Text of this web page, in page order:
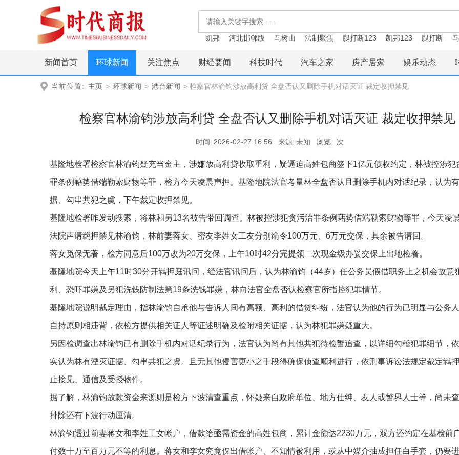
凯邦 河北邯郸版 马树山 法制聚焦 腿打断123 凯邦123 腿打断
新闻首页 环球新闻 关注焦点 财经要闻 科技时代 汽车之家 房产居家 娱乐动态
当前位置: 主页 > 环球新闻 > 港台新闻 > 检察官林渝钧涉放高利贷 全盘否认又删除手机对话灭证 裁定收押禁见
检察官林渝钧涉放高利贷 全盘否认又删除手机对话灭证 裁定收押禁见
时间: 2026-02-27 16:56 来源: 未知 浏览: 次
基隆地检署检察官林渝钧疑充当金主，涉嫌放高利贷收取重利，疑逼迫高姓包商签下1亿元债权约定，林被控涉犯
罪条例藉势借端勒索财物等罪，检方今天凌晨声押。基隆地院法官考量林全盘否认且删除手机内对话纪录，认为
据、勾串共犯之虞，下午裁定收押禁见。
基隆地检署昨发动搜索，将林和另13名被告带回调查。林被控涉犯贪污治罪条例藉势借端勒索财物等罪，今天凌
法院声请羁押禁见林渝钧，林前妻蒋女、密友李姓女工友分别谕令100万元、6万元交保，其余被告请回。
蒋女觅保无著，检方同意后100万改为20万交保，上午10时42分完提领二次现金级办妥交保上出地检署。
基隆地院今天上午11时30分开羁押庭讯问，经法官讯问后，认为林渝钧（44岁）任公务员假借职务上之机会故意
利、恐吓罪嫌及另犯洗钱防制法第19条洗钱罪嫌，林向法官全盘否认检察官所指控犯罪情节。
基隆地院说明裁定理由，指林渝钧自承他与告诉人间有高额、高利的借贷纠纷，法官认为他的行为已明显与公务
自持原则相违背，依检方提供相关证人等证述明确及检附相关证据，认为林犯罪嫌疑重大。
另因检调查出林渝钧已有删除手机内对话纪录行为，法官认为尚有其他共犯待检警追查，以详细勾稽犯罪细节，
实认为林有湮灭证据、勾串共犯之虞。且无其他侵害更小之手段得确保侦查顺利进行，依刑事诉讼法规定裁定羁
止接见、通信及受授物件。
据了解，林渝钧放款资金来源则是检方下波清查重点，怀疑来自政府单位、地方仕绅、友人或警界人士等，尚未
排除还有下波行动厘清。
林渝钧透过前妻蒋女和李姓工女帐户，借款给亟需资金的高姓包商，累计金额达2230万元，双方还约定在基检前
付数十万至百万元不等的利息。蒋女和李女究竟仅出借帐户、不知情被利用，或从中媒介抽成担任白手套，仍要